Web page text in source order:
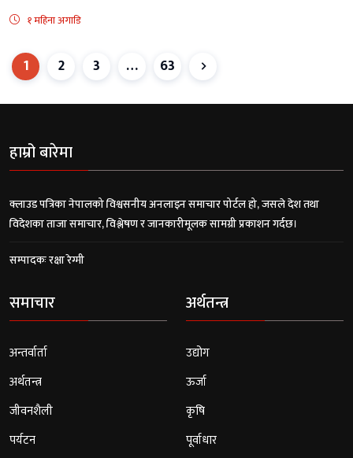
१ महिना अगाडि
1 2 3 … 63
हाम्रो बारेमा
क्लाउड पत्रिका नेपालको विश्वसनीय अनलाइन समाचार पोर्टल हो, जसले देश तथा
विदेशका ताजा समाचार, विश्लेषण र जानकारीमूलक सामग्री प्रकाशन गर्दछ।
सम्पादकः रक्षा रेग्मी
समाचार
अन्तर्वार्ता
अर्थतन्त्र
जीवनशैली
पर्यटन
अर्थतन्त्र
उद्योग
ऊर्जा
कृषि
पूर्वाधार